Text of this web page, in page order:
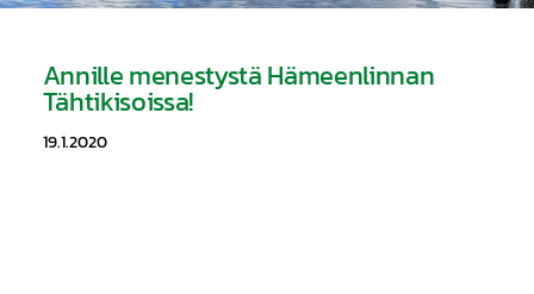
Annille menestystä Hämeenlinnan
Tähtikisoissa!
19.1.2020